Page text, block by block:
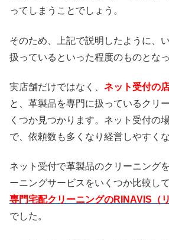
ってしまうことでしょう。
そのため、上記で説明したように、
扱っているといった程度のものとな
実店舗だけではなく、 ネット受付の
と、革製品を専門に扱っているクリ
くつか見つかります。ネット受付の
で、依頼数も多くなり経営しやすく
ネット受付で革製品のクリーニング
ーニングサービスをいくつか比較し
専門宅配クリーニングのRINAVIS（リ
でした。